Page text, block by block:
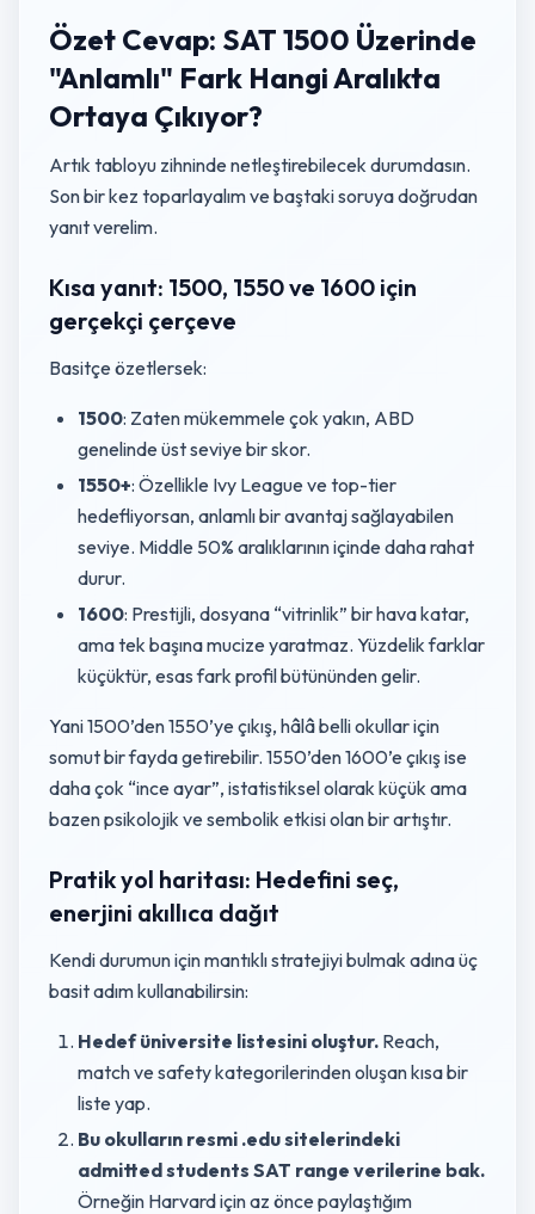
Özet Cevap: SAT 1500 Üzerinde
"Anlamlı" Fark Hangi Aralıkta
Ortaya Çıkıyor?
Artık tabloyu zihninde netleştirebilecek durumdasın.
Son bir kez toparlayalım ve baştaki soruya doğrudan
yanıt verelim.
Kısa yanıt: 1500, 1550 ve 1600 için
gerçekçi çerçeve
Basitçe özetlersek:
1500: Zaten mükemmele çok yakın, ABD
genelinde üst seviye bir skor.
1550+: Özellikle Ivy League ve top-tier
hedefliyorsan, anlamlı bir avantaj sağlayabilen
seviye. Middle 50% aralıklarının içinde daha rahat
durur.
1600: Prestijli, dosyana “vitrinlik” bir hava katar,
ama tek başına mucize yaratmaz. Yüzdelik farklar
küçüktür, esas fark profil bütününden gelir.
Yani 1500’den 1550’ye çıkış, hâlâ belli okullar için
somut bir fayda getirebilir. 1550’den 1600’e çıkış ise
daha çok “ince ayar”, istatistiksel olarak küçük ama
bazen psikolojik ve sembolik etkisi olan bir artıştır.
Pratik yol haritası: Hedefini seç,
enerjini akıllıca dağıt
Kendi durumun için mantıklı stratejiyi bulmak adına üç
basit adım kullanabilirsin:
Hedef üniversite listesini oluştur. Reach,
match ve safety kategorilerinden oluşan kısa bir
liste yap.
Bu okulların resmi .edu sitelerindeki
admitted students SAT range verilerine bak.
Örneğin Harvard için az önce paylaştığım